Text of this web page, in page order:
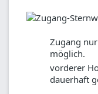
Zugang
möglich.
vorderer
dauerhaft